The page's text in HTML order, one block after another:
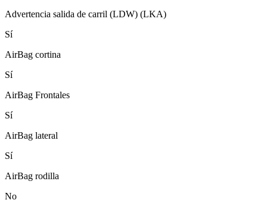
Advertencia salida de carril (LDW) (LKA)
Sí
AirBag cortina
Sí
AirBag Frontales
Sí
AirBag lateral
Sí
AirBag rodilla
No